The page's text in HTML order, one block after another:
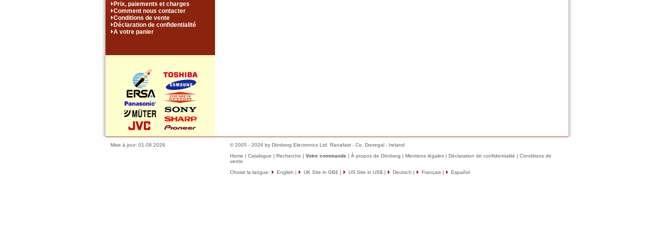
Prix, paiements et charges
Comment nous contacter
Conditions de vente
Déclaration de confidentialité
A votre panier
Mise à jour: 01.08.2026
© 2005 - 2026 by Dönberg Electronics Ltd. Ranafast - Co. Donegal - Ireland
Home
Catalogue Recherche Votre commande À propos de Dönberg Mentions légales Déclaration de confidentialité
Conditions de
vente
Choisir la langue:
English UK Site in GB£ US Site in US$ Deutsch Français Español